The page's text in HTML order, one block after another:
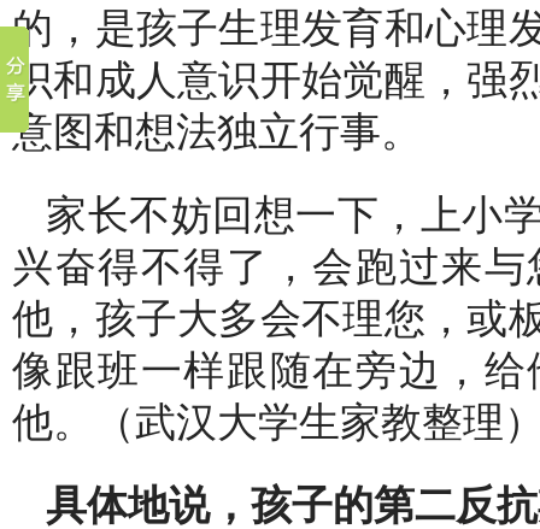
的，是孩子生理发育和心理
识和成人意识开始觉醒，强
意图和想法独立行事。
家长不妨回想一下，上小
兴奋得不得了，会跑过来
他，孩子大多会不理您，或
像跟班一样跟随在旁边，
他。（武汉大学生家教整理
具体地说，孩子的第二反